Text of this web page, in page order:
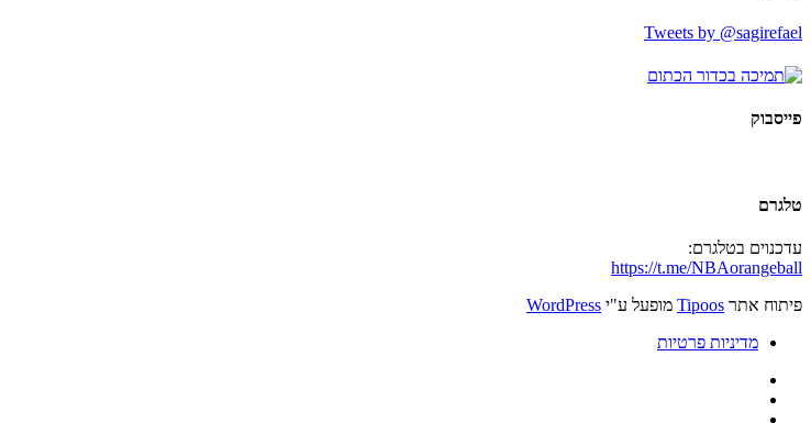
Tweets by @sagirefael
פייסבוק
טלגרם
עדכנוים בטלגרם:
https://t.me/NBAorangeball
פיתוח אתר Tipoos מופעל ע"י WordPress
מדיניות פרטיות